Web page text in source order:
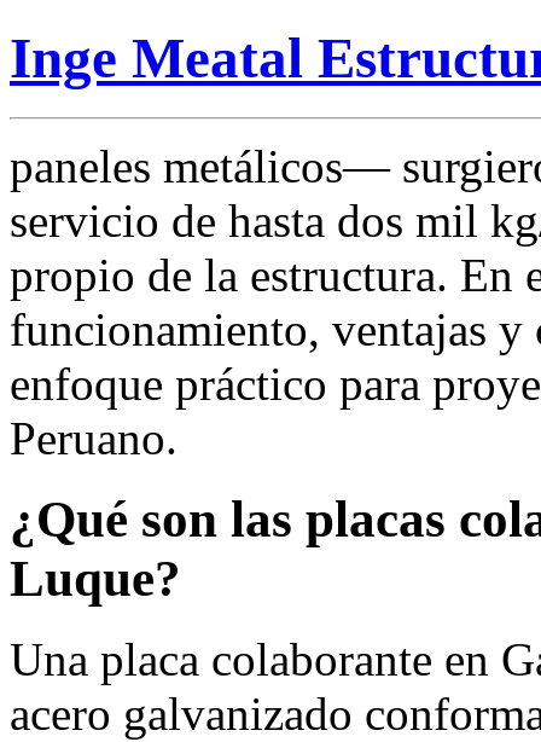
Inge Meatal
paneles metálicos—
servicio de hasta dos mil
propio de la estructura. En
funcionamiento, ventajas
enfoque práctico para
Peruano.
¿Qué son las placas
Luque?
Una placa colaborante en
acero galvanizado